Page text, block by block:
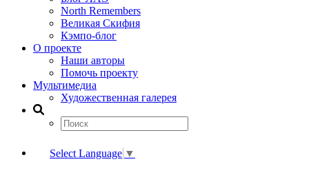
North Remembers
Великая Скифия
Кэмпо-блог
О проекте
Наши авторы
Помочь проекту
Мультимедиа
Художественная галерея
Select Language ▼